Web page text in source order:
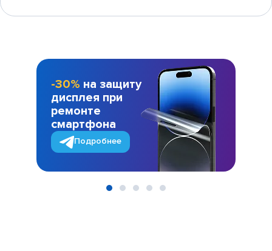
-30% на защиту
дисплея при
ремонте
смартфона
Подробнее